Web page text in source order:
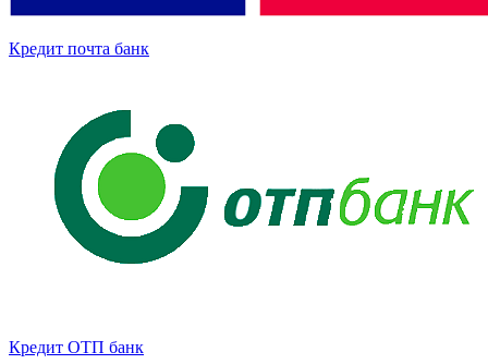
Кредит почта банк
Кредит ОТП банк